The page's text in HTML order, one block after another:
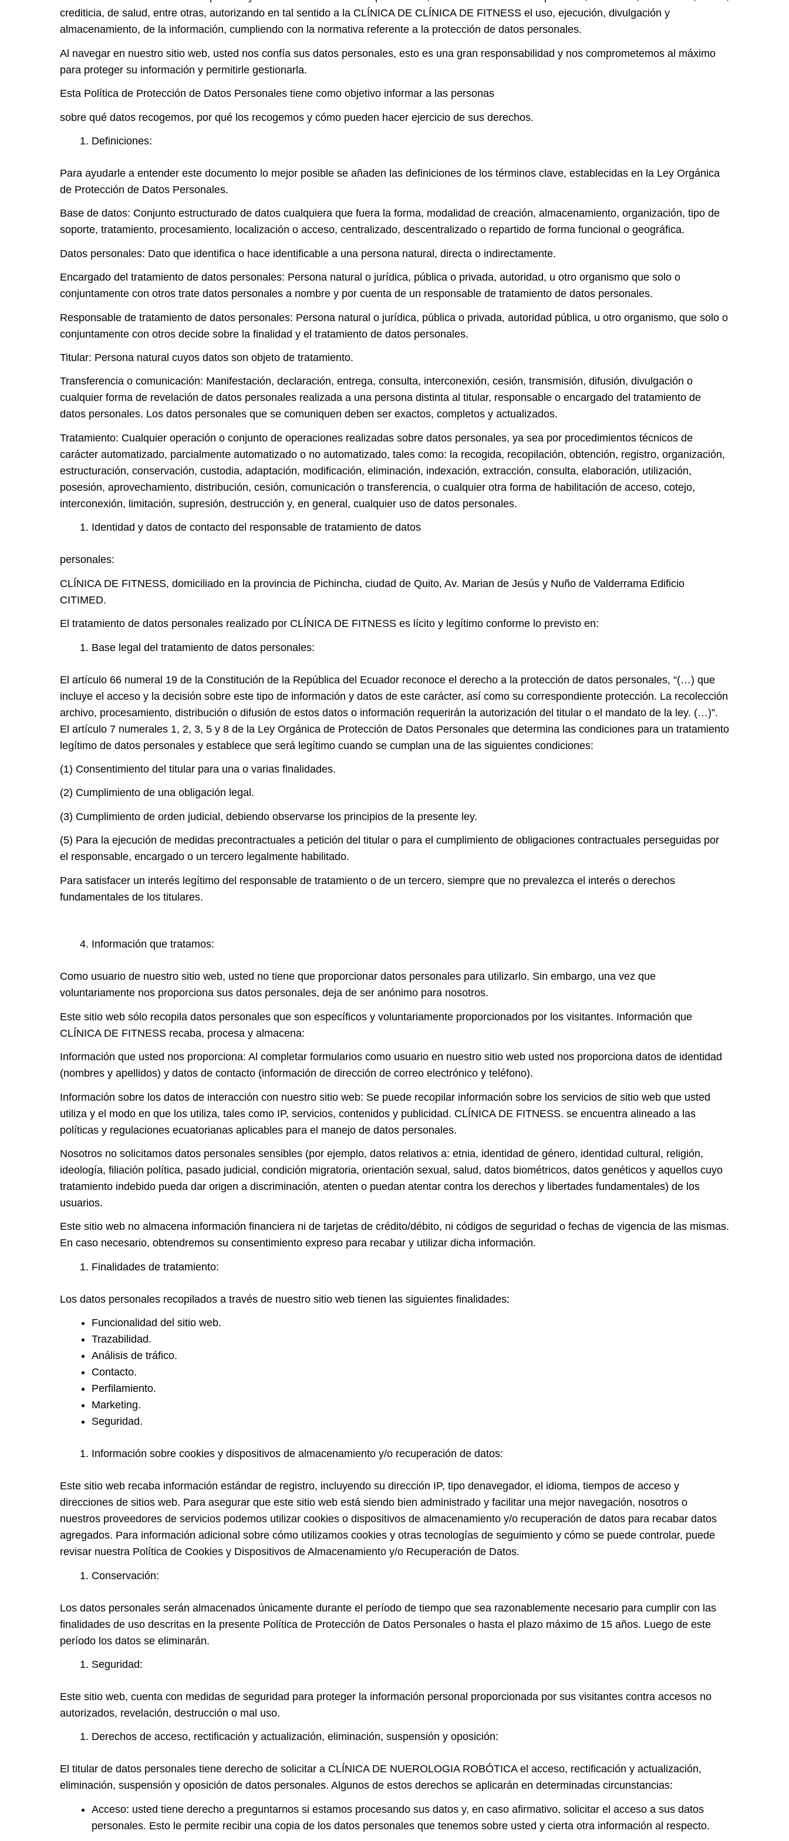
crediticia, de salud, entre otras, autorizando en tal sentido a la CLÍNICA DE CLÍNICA DE FITNESS el uso, ejecución, divulgación y
almacenamiento, de la información, cumpliendo con la normativa referente a la protección de datos personales.
Al navegar en nuestro sitio web, usted nos confía sus datos personales, esto es una gran responsabilidad y nos comprometemos al máximo
para proteger su información y permitirle gestionarla.
Esta Política de Protección de Datos Personales tiene como objetivo informar a las personas
sobre qué datos recogemos, por qué los recogemos y cómo pueden hacer ejercicio de sus derechos.
Definiciones:
Para ayudarle a entender este documento lo mejor posible se añaden las definiciones de los términos clave, establecidas en la Ley Orgánica
de Protección de Datos Personales.
Base de datos: Conjunto estructurado de datos cualquiera que fuera la forma, modalidad de creación, almacenamiento, organización, tipo de
soporte, tratamiento, procesamiento, localización o acceso, centralizado, descentralizado o repartido de forma funcional o geográfica.
Datos personales: Dato que identifica o hace identificable a una persona natural, directa o indirectamente.
Encargado del tratamiento de datos personales: Persona natural o jurídica, pública o privada, autoridad, u otro organismo que solo o
conjuntamente con otros trate datos personales a nombre y por cuenta de un responsable de tratamiento de datos personales.
Responsable de tratamiento de datos personales: Persona natural o jurídica, pública o privada, autoridad pública, u otro organismo, que solo o
conjuntamente con otros decide sobre la finalidad y el tratamiento de datos personales.
Titular: Persona natural cuyos datos son objeto de tratamiento.
Transferencia o comunicación: Manifestación, declaración, entrega, consulta, interconexión, cesión, transmisión, difusión, divulgación o
cualquier forma de revelación de datos personales realizada a una persona distinta al titular, responsable o encargado del tratamiento de
datos personales. Los datos personales que se comuniquen deben ser exactos, completos y actualizados.
Tratamiento: Cualquier operación o conjunto de operaciones realizadas sobre datos personales, ya sea por procedimientos técnicos de
carácter automatizado, parcialmente automatizado o no automatizado, tales como: la recogida, recopilación, obtención, registro, organización,
estructuración, conservación, custodia, adaptación, modificación, eliminación, indexación, extracción, consulta, elaboración, utilización,
posesión, aprovechamiento, distribución, cesión, comunicación o transferencia, o cualquier otra forma de habilitación de acceso, cotejo,
interconexión, limitación, supresión, destrucción y, en general, cualquier uso de datos personales.
Identidad y datos de contacto del responsable de tratamiento de datos
personales:
CLÍNICA DE FITNESS, domiciliado en la provincia de Pichincha, ciudad de Quito, Av. Marian de Jesús y Nuño de Valderrama Edificio
CITIMED.
El tratamiento de datos personales realizado por CLÍNICA DE FITNESS es lícito y legítimo conforme lo previsto en:
Base legal del tratamiento de datos personales:
El artículo 66 numeral 19 de la Constitución de la República del Ecuador reconoce el derecho a la protección de datos personales, “(…) que
incluye el acceso y la decisión sobre este tipo de información y datos de este carácter, así como su correspondiente protección. La recolección
archivo, procesamiento, distribución o difusión de estos datos o información requerirán la autorización del titular o el mandato de la ley. (…)”.
El artículo 7 numerales 1, 2, 3, 5 y 8 de la Ley Orgánica de Protección de Datos Personales que determina las condiciones para un tratamiento
legítimo de datos personales y establece que será legítimo cuando se cumplan una de las siguientes condiciones:
(1) Consentimiento del titular para una o varias finalidades.
(2) Cumplimiento de una obligación legal.
(3) Cumplimiento de orden judicial, debiendo observarse los principios de la presente ley.
(5) Para la ejecución de medidas precontractuales a petición del titular o para el cumplimiento de obligaciones contractuales perseguidas por
el responsable, encargado o un tercero legalmente habilitado.
Para satisfacer un interés legítimo del responsable de tratamiento o de un tercero, siempre que no prevalezca el interés o derechos
fundamentales de los titulares.
Información que tratamos:
Como usuario de nuestro sitio web, usted no tiene que proporcionar datos personales para utilizarlo. Sin embargo, una vez que
voluntariamente nos proporciona sus datos personales, deja de ser anónimo para nosotros.
Este sitio web sólo recopila datos personales que son específicos y voluntariamente proporcionados por los visitantes. Información que
CLÍNICA DE FITNESS recaba, procesa y almacena:
Información que usted nos proporciona: Al completar formularios como usuario en nuestro sitio web usted nos proporciona datos de identidad
(nombres y apellidos) y datos de contacto (información de dirección de correo electrónico y teléfono).
Información sobre los datos de interacción con nuestro sitio web: Se puede recopilar información sobre los servicios de sitio web que usted
utiliza y el modo en que los utiliza, tales como IP, servicios, contenidos y publicidad. CLÍNICA DE FITNESS. se encuentra alineado a las
políticas y regulaciones ecuatorianas aplicables para el manejo de datos personales.
Nosotros no solicitamos datos personales sensibles (por ejemplo, datos relativos a: etnia, identidad de género, identidad cultural, religión,
ideología, filiación política, pasado judicial, condición migratoria, orientación sexual, salud, datos biométricos, datos genéticos y aquellos cuyo
tratamiento indebido pueda dar origen a discriminación, atenten o puedan atentar contra los derechos y libertades fundamentales) de los
usuarios.
Este sitio web no almacena información financiera ni de tarjetas de crédito/débito, ni códigos de seguridad o fechas de vigencia de las mismas.
En caso necesario, obtendremos su consentimiento expreso para recabar y utilizar dicha información.
Finalidades de tratamiento:
Los datos personales recopilados a través de nuestro sitio web tienen las siguientes finalidades:
Funcionalidad del sitio web.
Trazabilidad.
Análisis de tráfico.
Contacto.
Perfilamiento.
Marketing.
Seguridad.
Información sobre cookies y dispositivos de almacenamiento y/o recuperación de datos:
Este sitio web recaba información estándar de registro, incluyendo su dirección IP, tipo denavegador, el idioma, tiempos de acceso y
direcciones de sitios web. Para asegurar que este sitio web está siendo bien administrado y facilitar una mejor navegación, nosotros o
nuestros proveedores de servicios podemos utilizar cookies o dispositivos de almacenamiento y/o recuperación de datos para recabar datos
agregados. Para información adicional sobre cómo utilizamos cookies y otras tecnologías de seguimiento y cómo se puede controlar, puede
revisar nuestra Política de Cookies y Dispositivos de Almacenamiento y/o Recuperación de Datos.
Conservación:
Los datos personales serán almacenados únicamente durante el período de tiempo que sea razonablemente necesario para cumplir con las
finalidades de uso descritas en la presente Política de Protección de Datos Personales o hasta el plazo máximo de 15 años. Luego de este
período los datos se eliminarán.
Seguridad:
Este sitio web, cuenta con medidas de seguridad para proteger la información personal proporcionada por sus visitantes contra accesos no
autorizados, revelación, destrucción o mal uso.
Derechos de acceso, rectificación y actualización, eliminación, suspensión y oposición:
El titular de datos personales tiene derecho de solicitar a CLÍNICA DE NUEROLOGIA ROBÓTICA el acceso, rectificación y actualización,
eliminación, suspensión y oposición de datos personales. Algunos de estos derechos se aplicarán en determinadas circunstancias:
Acceso: usted tiene derecho a preguntarnos si estamos procesando sus datos y, en caso afirmativo, solicitar el acceso a sus datos
personales. Esto le permite recibir una copia de los datos personales que tenemos sobre usted y cierta otra información al respecto.